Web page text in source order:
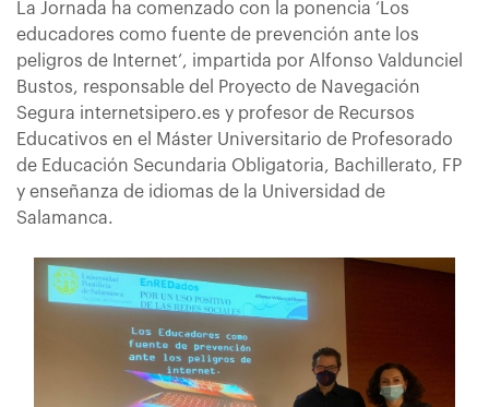
La Jornada ha comenzado con la ponencia ‘Los
educadores como fuente de prevención ante los
peligros de Internet’, impartida por Alfonso Valdunciel
Bustos, responsable del Proyecto de Navegación
Segura internetsipero.es y profesor de Recursos
Educativos en el Máster Universitario de Profesorado
de Educación Secundaria Obligatoria, Bachillerato, FP
y enseñanza de idiomas de la Universidad de
Salamanca.